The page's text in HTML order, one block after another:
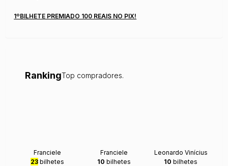
1ºBILHETE PREMIADO 100 REAIS NO PIX!
RankingTop compradores.
Franciele
23bilhetes
Franciele
10 bilhetes
Leonardo Vinícius
10 bilhetes